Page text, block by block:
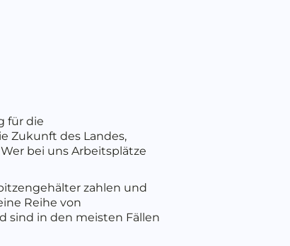
für die
Zukunft des Landes,
bei uns Arbeitsplätze
zahlen und
Reihe von
sind in den meisten Fällen